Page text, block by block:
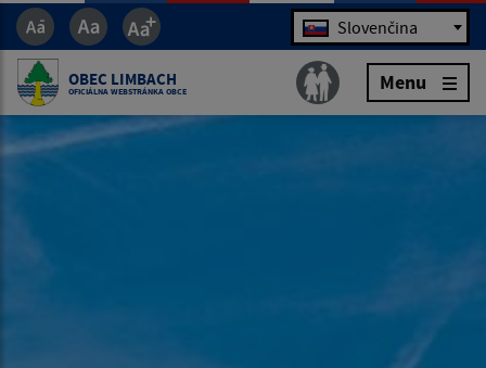
Jazyk Slovenčina
OBEC LIMBACH
OFICIÁLNA WEBSTRÁNKA OBCE Menu